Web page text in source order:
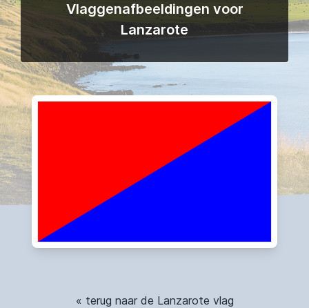
Vlaggenafbeeldingen voor
Lanzarote
« terug naar de Lanzarote vlag